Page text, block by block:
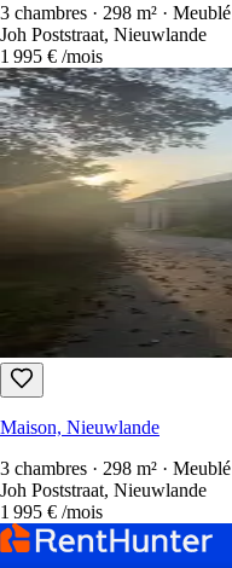
3 chambres · 298 m² · Meublé
Joh Poststraat, Nieuwlande
1 995 € /mois
Maison, Nieuwlande
3 chambres · 298 m² · Meublé
Joh Poststraat, Nieuwlande
1 995 € /mois